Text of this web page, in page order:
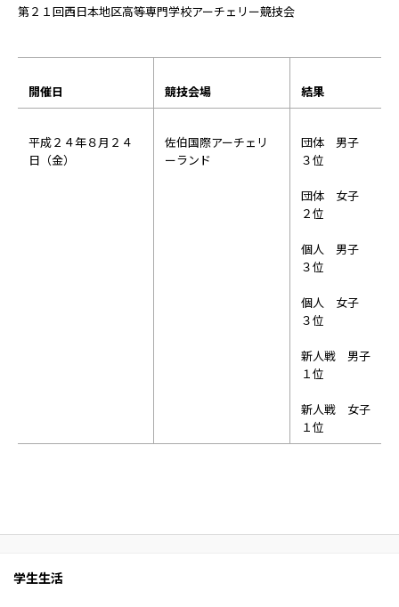
第２１回西日本地区高等専門学校アーチェリー競技会
開催日 競技会場 結果
平成２４年８月２４
日（金）
佐伯国際アーチェリ
ーランド
団体 男子
３位
団体 女子
２位
個人 男子
３位
個人 女子
３位
新人戦 男子
１位
新人戦 女子
１位
学生生活